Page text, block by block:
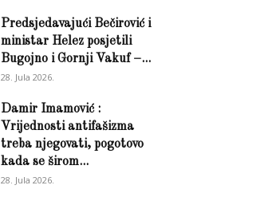
Predsjedavajući Bečirović i
ministar Helez posjetili
Bugojno i Gornji Vakuf –...
28. Jula 2026.
Damir Imamović :
Vrijednosti antifašizma
treba njegovati, pogotovo
kada se širom...
28. Jula 2026.